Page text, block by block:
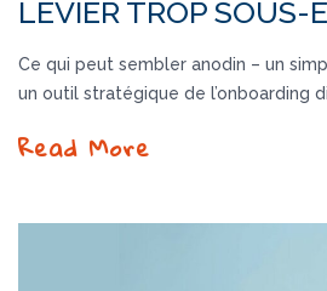
LEVIER TROP SOUS-
Ce qui peut sembler anodin – un
un outil stratégique de l’onboarding
Read More